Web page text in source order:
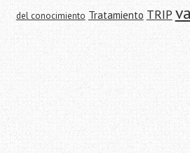
del conocimiento Tratamiento TRIP